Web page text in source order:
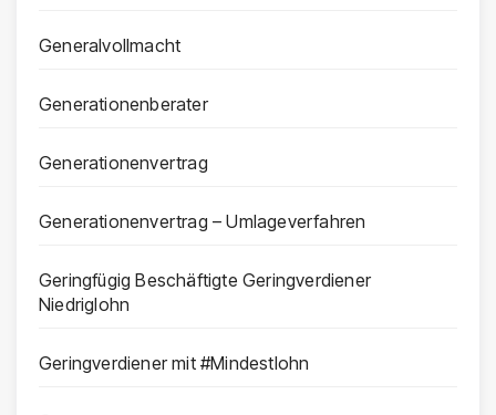
Generalvollmacht
Generationenberater
Generationenvertrag
Generationenvertrag – Umlageverfahren
Geringfügig Beschäftigte Geringverdiener
Niedriglohn
Geringverdiener mit #Mindestlohn